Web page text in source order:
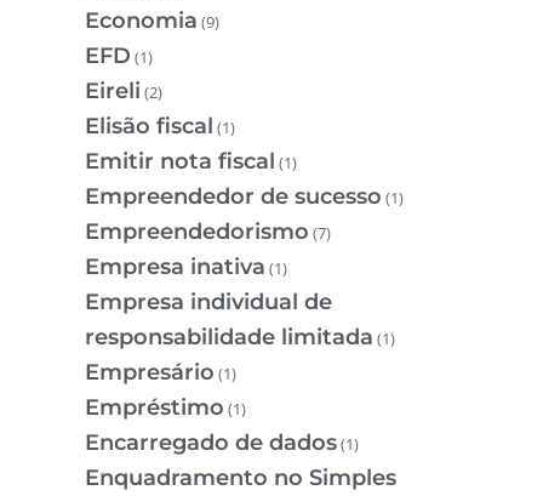
Economia (9)
EFD (1)
Eireli (2)
Elisão fiscal (1)
Emitir nota fiscal (1)
Empreendedor de sucesso (1)
Empreendedorismo (7)
Empresa inativa (1)
Empresa individual de
responsabilidade limitada (1)
Empresário (1)
Empréstimo (1)
Encarregado de dados(1)
Enquadramento no Simples